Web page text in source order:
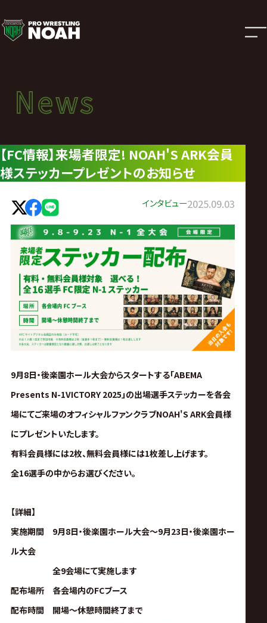
ニ
ュ
ー
ス
|
プ
ロ
レ
ス
リ
ン
グ・
ノ
ア
公
式
サ
ト
News
ニュース
News
【FC情報】来場者限定! NOAH'S ARK会員
様ステッカープレゼントのお知らせ
インタビュー2025.09.03
9月8日・後楽園ホール大会からスタートする「ABEMA
Presents N-1VICTORY 2025」の出場選手ステッカーを各会
場にてご来場のオフィシャルファンクラブNOAH'S ARK会員様
にプレゼントいたします。
有料会員様には2枚、無料会員様には1枚差し上げます。
全16選手の中からお選びください。
【詳細】
実施期間 9月8日・後楽園ホール大会〜9月23日・後楽園ホー
ル大会
全9会場にて実施します
配布場所 各会場内のFCブース
配布時間 開場〜休憩時間終了まで